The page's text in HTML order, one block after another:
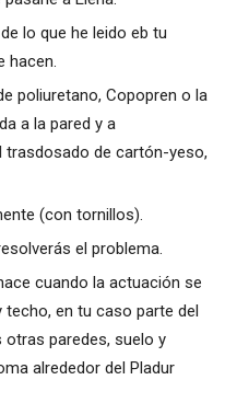
lo que he leido eb tu
hacen.
poliuretano, Copopren o la
a la pared y a
trasdosado de cartón-yeso,
(con tornillos).
el problema.
cuando la actuación se
en tu caso parte del
paredes, suelo y
alrededor del Pladur